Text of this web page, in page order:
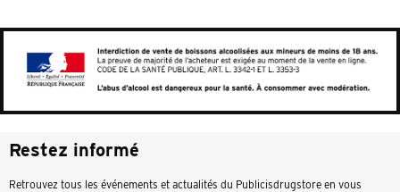
Restez informé
Retrouvez tous les événements et actualités du Publicisdrugstore en vous